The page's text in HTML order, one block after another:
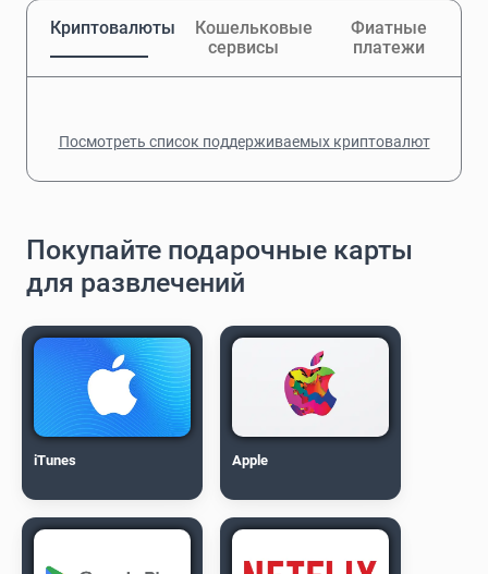
Криптовалюты
Кошельковые
сервисы
Фиатные
платежи
Посмотреть список поддерживаемых криптовалют
Покупайте подарочные карты
для развлечений
iTunes Apple